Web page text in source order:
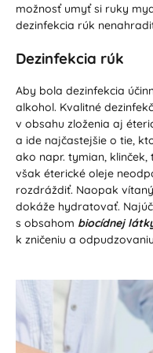
možnosť umyť si ruky
dezinfekcia rúk
Dezinfekcia rúk
Aby bola dezinfekcia
alkohol. Kvalitné
v obsahu zloženia aj
a ide najčastejšie o tie,
ako napr. tymian,
však éterické oleje
rozdráždiť. Naopak
dokáže hydratovať.
s obsahom biocídnej
k zničeniu a